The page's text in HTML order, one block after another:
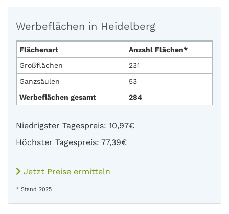
Werbeflächen in Heidelberg
Flächenart
Anzahl Flächen*
Großflächen
231
Ganzsäulen
53
Werbeflächen gesamt
284
Niedrigster Tagespreis: 10,97€
Höchster Tagespreis: 77,39€
Jetzt Preise ermitteln
* Stand 2025